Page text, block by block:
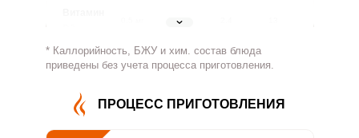
1.8 мг
Витамин
60.9 мг 500 мг 1.1 6.1
Витамин
В5
* Каллорийность, БЖУ и хим. состав блюда
приведены без учета процесса приготовления.
ПРОЦЕСС ПРИГОТОВЛЕНИЯ